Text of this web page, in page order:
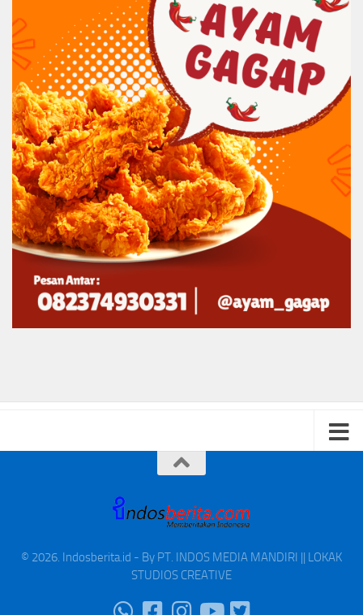
© 2026. Indosberita.id - By PT. INDOS MEDIA MANDIRI || LOKAK
STUDIOS CREATIVE